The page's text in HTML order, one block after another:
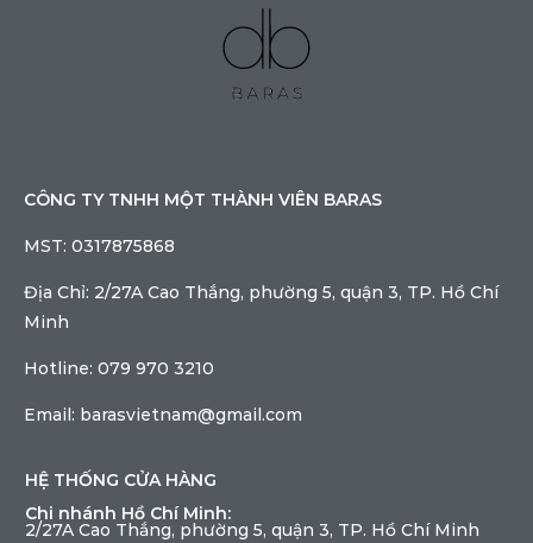
CÔNG TY TNHH MỘT THÀNH VIÊN BARAS
MST: 0317875868
Địa Chỉ: 2/27A Cao Thắng, phường 5, quận 3, TP. Hồ Chí
Minh
Hotline: 079 970 3210
Email: barasvietnam@gmail.com
HỆ THỐNG CỬA HÀNG
Chi nhánh Hồ Chí Minh:
2/27A Cao Thắng, phường 5, quận 3, TP. Hồ Chí Minh